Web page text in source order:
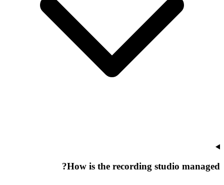
How is the recording studio managed?